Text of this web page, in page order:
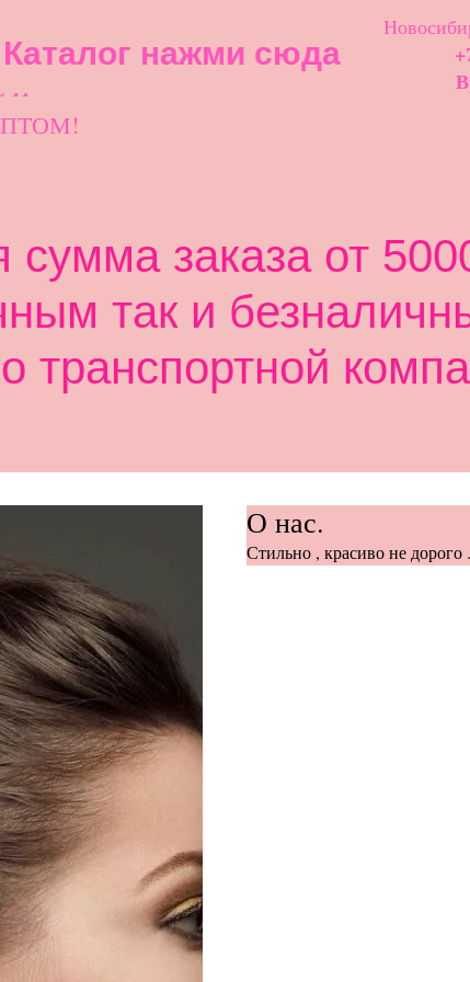
И
заказа от
так и
транспортной
Каталог нажми сюда +
О нас.
Стильно , красиво не дорого